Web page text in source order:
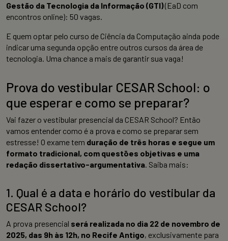
Gestão da Tecnologia da Informação (GTI)(EaD com
encontros online): 50 vagas.
E quem optar pelo curso de Ciência da Computação ainda pode
indicar uma segunda opção entre outros cursos da área de
tecnologia. Uma chance a mais de garantir sua vaga!
Prova do vestibular CESAR School: o
que esperar e como se preparar?
Vai fazer o vestibular presencial da CESAR School? Então
vamos entender como é a prova e como se preparar sem
estresse! O exame tem duração de três horas e segue um
formato tradicional, com questões objetivas e uma
redação dissertativo-argumentativa. Saiba mais:
1. Qual é a data e horário do vestibular da
CESAR School?
A prova presencial será realizada no dia 22 de novembro de
2025, das 9h às 12h, no Recife Antigo, exclusivamente para